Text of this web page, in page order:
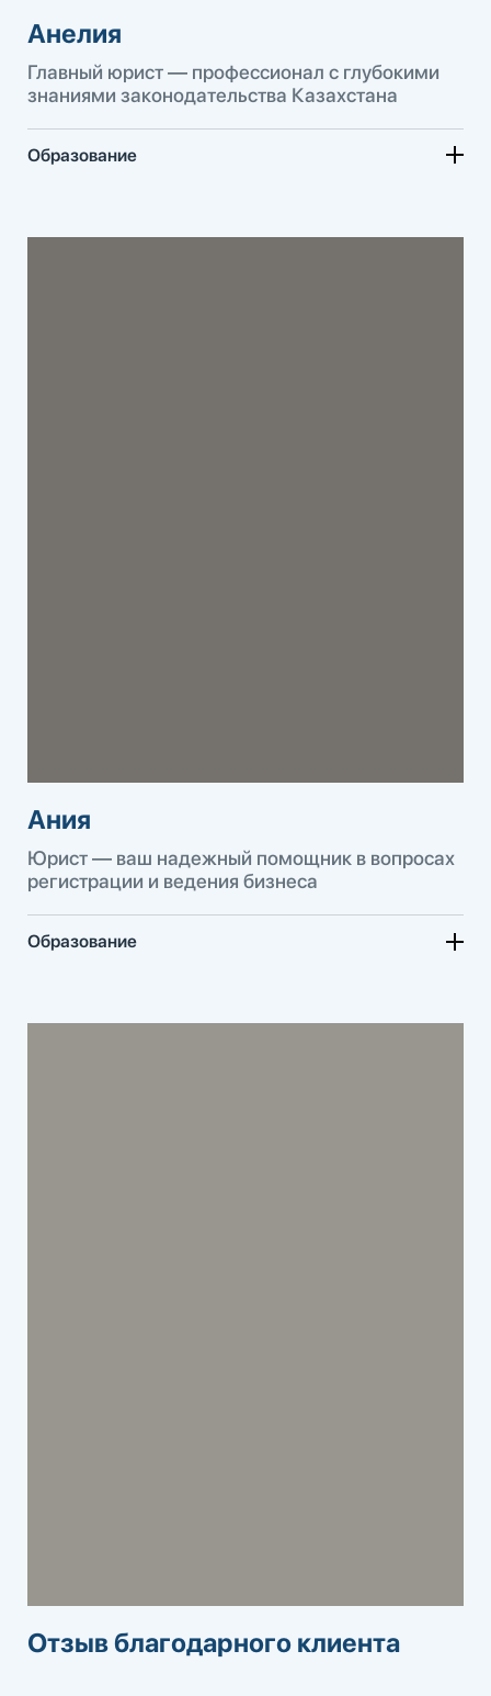
Анелия
Главный юрист — профессионал с глубокими
знаниями законодательства Казахстана
Образование
Ания
Юрист — ваш надежный помощник в вопросах
регистрации и ведения бизнеса
Образование
Отзыв благодарного клиента